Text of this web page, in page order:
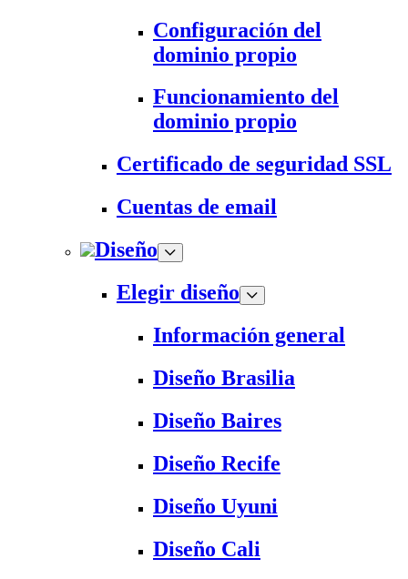
Configuración del
dominio propio
Funcionamiento del
dominio propio
Certificado de seguridad SSL
Cuentas de email
Diseño
Elegir diseño
Información general
Diseño Brasilia
Diseño Baires
Diseño Recife
Diseño Uyuni
Diseño Cali